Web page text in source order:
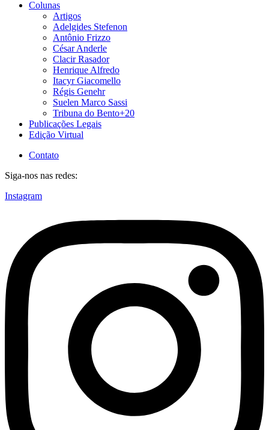
Colunas
Artigos
Adelgides Stefenon
Antônio Frizzo
César Anderle
Clacir Rasador
Henrique Alfredo
Itacyr Giacomello
Régis Genehr
Suelen Marco Sassi
Tribuna do Bento+20
Publicações Legais
Edição Virtual
Contato
Siga-nos nas redes:
Instagram